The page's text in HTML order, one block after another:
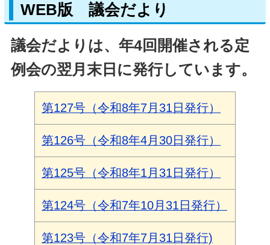
WEB版 議会だより
議会だよりは、年4回開催される定
例会の翌月末日に発行しています。
第127号（令和8年7月31日発行）
第126号（令和8年4月30日発行）
第125号（令和8年1月31日発行）
第124号（令和7年10月31日発行）
第123号（令和7年7月31日発行)